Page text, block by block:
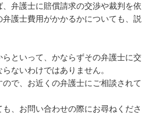
弁護士に賠償請求の交渉や裁判を依
護士費用がかかるかについても、説
といって、かならずその弁護士に交
ないわけではありません。
で、お近くの弁護士にご相談されて
、お問い合わせの際にお尋ねくださ